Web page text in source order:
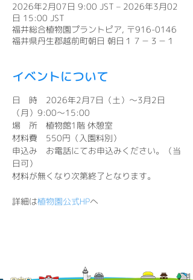
2026年2月07日 9:00 JST – 2026年3月02
日 15:00 JST
福井総合植物園プラントピア, 〒916-0146
福井県丹生郡越前町朝日 朝日１７－３－１
イベントについて
日　時　2026年2月7日（土）～3月2日
（月）9:00～15:00
場　所　植物館1階 休憩室
材料費　550円（入園料別）
申込み　お電話にてお申込みください。（当
日可）
材料が無くなり次第終了となります。
詳細は植物園公式HPへ